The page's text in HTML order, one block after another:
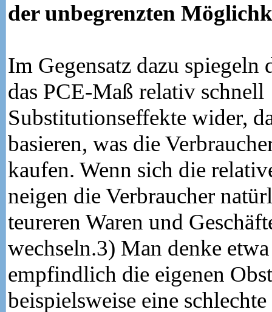
der unbegrenzten
Im Gegensatz dazu spiegeln
das PCE-Maß relativ schnell
Substitutionseffekte wider,
basieren, was die
kaufen. Wenn sich die
neigen die Verbraucher
teureren Waren und
wechseln.3) Man denke
empfindlich die eigenen
beispielsweise eine